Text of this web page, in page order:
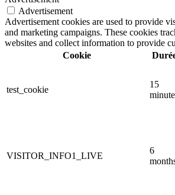
Advertisement
Advertisement cookies are used to provide
and marketing campaigns. These cookies
websites and collect information to provide
Cookie
test_cookie
15
VISITOR_INFO1_LIVE
6